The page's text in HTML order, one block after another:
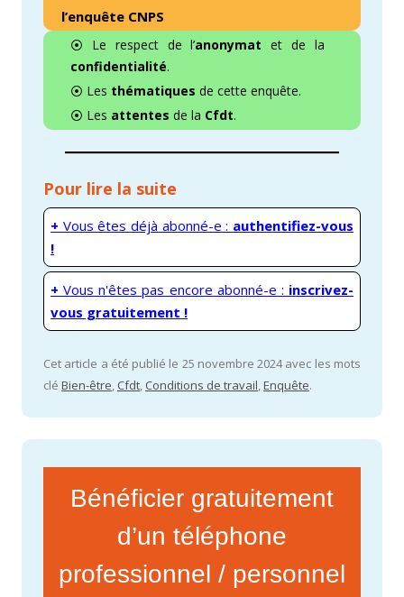
l’enquête CNPS
⦿ Le respect de l’anonymat et de la
confidentialité.
⦿ Les thématiques de cette enquête.
⦿ Les attentes de la Cfdt.
Pour lire la suite
+ Vous êtes déjà abonné-e : authentifiez-vous
!
+ Vous n'êtes pas encore abonné-e : inscrivez-
vous gratuitement !
Cet article a été publié le 25 novembre 2024 avec les mots
clé Bien-être, Cfdt, Conditions de travail,Enquête.
Bénéficier gratuitement
d’un téléphone
professionnel / personnel